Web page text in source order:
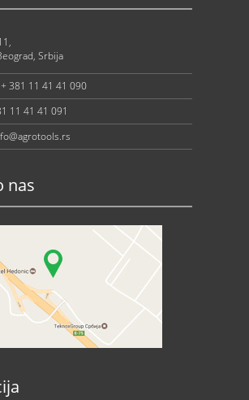
Srbija
381 11 41 41 090
11 41 41 091
nas